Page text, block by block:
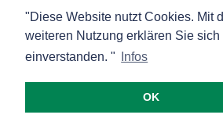
– Werbung
– Mehr über unsere Experten
"Diese Website nutzt Cookies. Mit
weiteren Nutzung erklären Sie sich
einverstanden. "
Infos
OK